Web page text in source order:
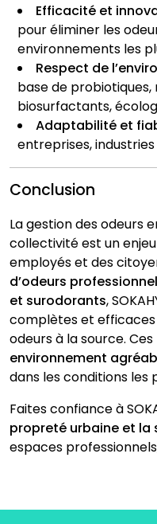
Efficacité et
pour éliminer les
environnements les
Respect de
base de
biosurfactants,
Adaptabilité et
entreprises,
Conclusion
La gestion des odeurs
collectivité est un
employés et des
d’odeurs
et surodorants,
complètes et efficaces
odeurs à la source.
environnement
dans les conditions les
Faites confiance à
propreté urbaine et
espaces